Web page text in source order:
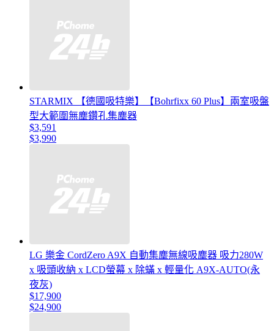
STARMIX 【德國吸特樂】【Bohrfixx 60 Plus】兩室吸盤
型大範圍無塵鑽孔集塵器
$3,591
$3,990
LG 樂金 CordZero A9X 自動集塵無線吸塵器 吸力280W
x 吸頭收納 x LCD螢幕 x 除蟎 x 輕量化 A9X-AUTO(永
夜灰)
$17,900
$24,900